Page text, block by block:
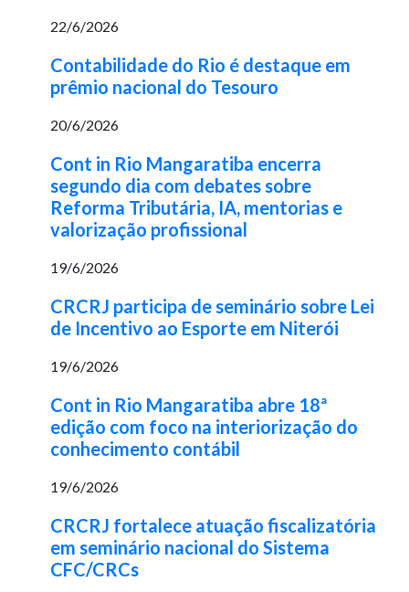
22/6/2026
Contabilidade do Rio é destaque em
prêmio nacional do Tesouro
20/6/2026
Cont in Rio Mangaratiba encerra
segundo dia com debates sobre
Reforma Tributária, IA, mentorias e
valorização profissional
19/6/2026
CRCRJ participa de seminário sobre Lei
de Incentivo ao Esporte em Niterói
19/6/2026
Cont in Rio Mangaratiba abre 18ª
edição com foco na interiorização do
conhecimento contábil
19/6/2026
CRCRJ fortalece atuação fiscalizatória
em seminário nacional do Sistema
CFC/CRCs